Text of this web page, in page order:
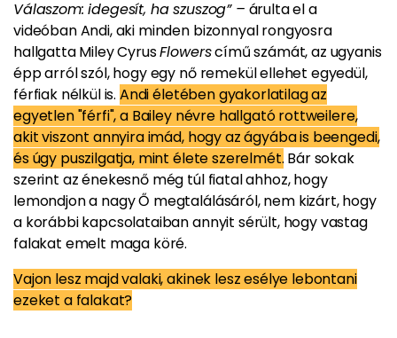
Válaszom: idegesít, ha szuszog” – árulta el a
videóban Andi, aki minden bizonnyal rongyosra
hallgatta Miley CyrusFlowerscímű számát, az ugyanis
épp arról szól, hogy egy nő remekül ellehet egyedül,
férfiak nélkül is. Andi életében gyakorlatilag az
egyetlen "férfi", a Bailey névre hallgató rottweilere,
akit viszont annyira imád, hogy az ágyába is beengedi,
és úgy puszilgatja, mint élete szerelmét. Bár sokak
szerint az énekesnő még túl fiatal ahhoz, hogy
lemondjon a nagy Ő megtalálásáról, nem kizárt, hogy
a korábbi kapcsolataiban annyit sérült, hogy vastag
falakat emelt maga köré.
Vajon lesz majd valaki, akinek lesz esélye lebontani
ezeket a falakat?